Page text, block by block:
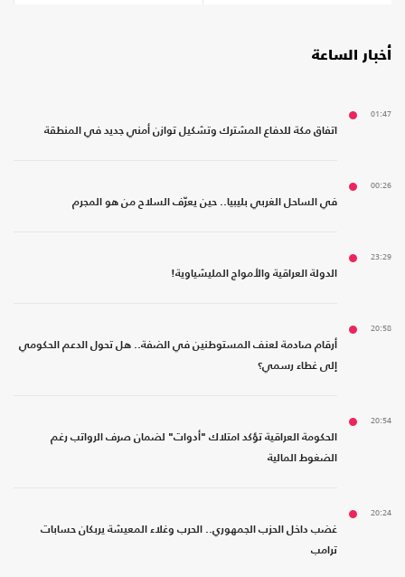
أخبار الساعة
01:47
اتفاق مكة للدفاع المشترك وتشكيل توازن أمني جديد في المنطقة
00:26
في الساحل الغربي بليبيا.. حين يعرّف السلاح من هو المجرم
23:29
الدولة العراقية والأمواج المليشياوية!
20:58
أرقام صادمة لعنف المستوطنين في الضفة.. هل تحول الدعم الحكومي
إلى غطاء رسمي؟
20:54
الحكومة العراقية تؤكد امتلاك "أدوات" لضمان صرف الرواتب رغم
الضغوط المالية
20:24
غضب داخل الحزب الجمهوري.. الحرب وغلاء المعيشة يربكان حسابات
ترامب